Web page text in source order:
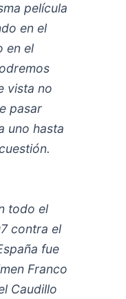
película
en el
en el
vista no
pasar
uno hasta
todo el
contra el
fue
Franco
Caudillo